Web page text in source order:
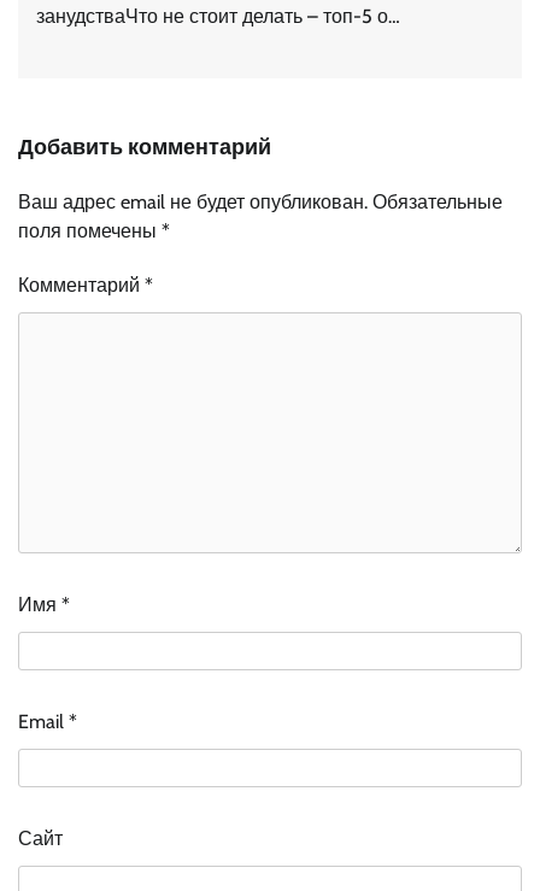
занудстваЧто не стоит делать – топ-5 о…
Добавить комментарий
Ваш адрес email не будет опубликован. Обязательные
поля помечены *
Комментарий *
Имя *
Email *
Сайт